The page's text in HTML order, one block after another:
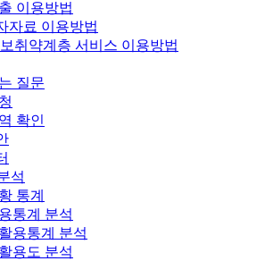
이용방법
자료 이용방법
취약계층 서비스 이용방법
질문
확인
석
통계
통계 분석
용통계 분석
용도 분석